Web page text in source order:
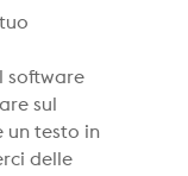
software
sul
un testo in
delle